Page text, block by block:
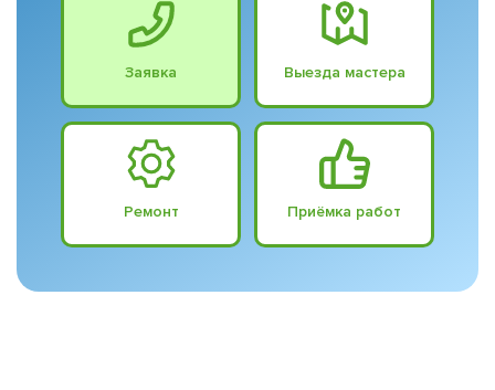
Заявка Выезда мастера
Ремонт Приёмка работ